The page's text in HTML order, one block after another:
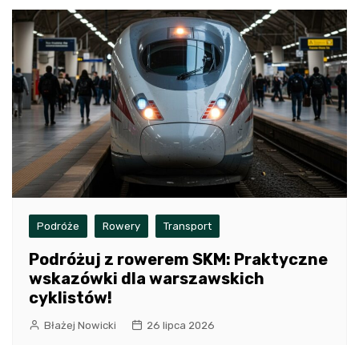
Podróże Rowery Transport
Podróżuj z rowerem SKM: Praktyczne
wskazówki dla warszawskich
cyklistów!
Błażej Nowicki 26 lipca 2026